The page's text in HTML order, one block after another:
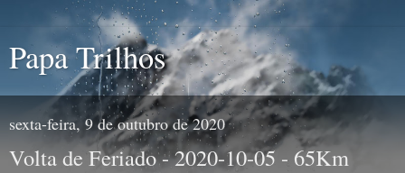
Papa Trilhos
sexta-feira, 9 de outubro de 2020
Volta de Feriado - 2020-10-05 - 65Km